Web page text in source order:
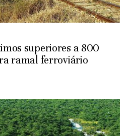
superiores a 800
ramal ferroviário